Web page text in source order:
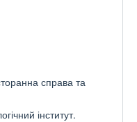
справа та
інститут.